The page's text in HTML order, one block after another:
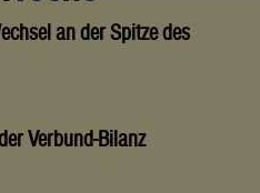
an der Spitze des
Verbund-Bilanz